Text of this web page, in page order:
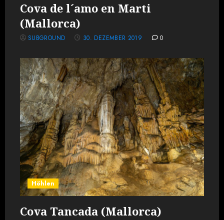
Cova de l´amo en Marti
(Mallorca)
SUBGROUND 30. DEZEMBER 2019 0
Höhlen
Cova Tancada (Mallorca)